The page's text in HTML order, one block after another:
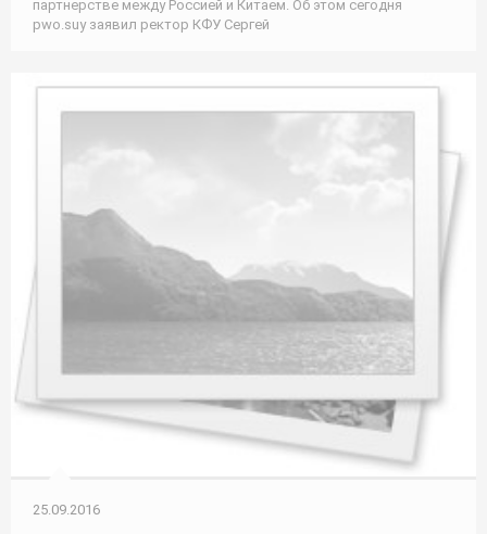
партнерстве между Россией и Китаем. Об этом сегодня
pwo.suу заявил ректор КФУ Сергей
25.09.2016